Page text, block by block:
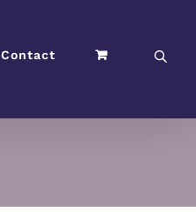
Contact